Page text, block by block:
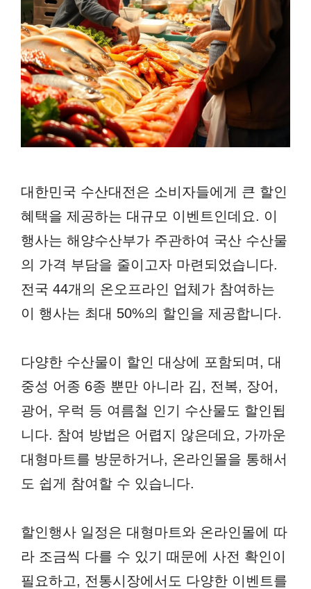
대한민국 수산대전은 소비자들에게 큰 할인
혜택을 제공하는 대규모 이벤트인데요. 이
행사는 해양수산부가 주관하여 국산 수산물
의 가격 부담을 줄이고자 마련되었습니다.
전국 44개의 온오프라인 업체가 참여하는
이 행사는 최대 50%의 할인을 제공합니다.
다양한 수산물이 할인 대상에 포함되며, 대
중성 어종 6종 뿐만 아니라 김, 전복, 장어,
광어, 우럭 등 여름철 인기 수산물도 할인됩
니다. 참여 방법은 어렵지 않은데요, 가까운
대형마트를 방문하거나, 온라인몰을 통해서
도 쉽게 참여할 수 있습니다.
할인행사 일정은 대형마트와 온라인몰에 따
라 조금씩 다를 수 있기 때문에 사전 확인이
필요하고, 전통시장에서도 다양한 이벤트를